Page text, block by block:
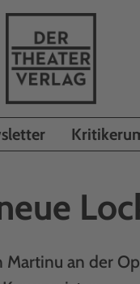
an der